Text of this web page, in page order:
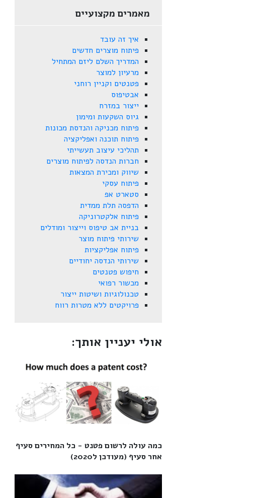
מאמרים מקצועיים
איך זה עובד
פיתוח מוצרים חדשים
המדריך השלם ליזם המתחיל
מרעיון למוצר
פטנטים וקניין רוחני
אבטיפוס
ייצור במזרח
גיוס השקעות ומימון
פיתוח מכניקה והנדסת מכונות
פיתוח תוכנה ואפליקציה
תהליכי עיצוב תעשייתי
חברות הנדסה לפיתוח מוצרים
שיווק ומכירת המצאות
פיתוח עסקי
סטארט אפ
הדפסה תלת ממדית
פיתוח אלקטרוניקה
בניית אב טיפוס וייצור ומודלים
שירותי פיתוח מוצר
פיתוח אפליקציות
שירותי הנדסה יחודיים
חיפוש פטנטים
מכשור רפואי
טכנולוגיות ושיטות ייצור
פרויקטים ללא מטרות רווח
אולי יעניין אותך:
כמה עולה לרשום פטנט - כל המחירים סעיף
אחר סעיף (מעודכן ל2020)‎